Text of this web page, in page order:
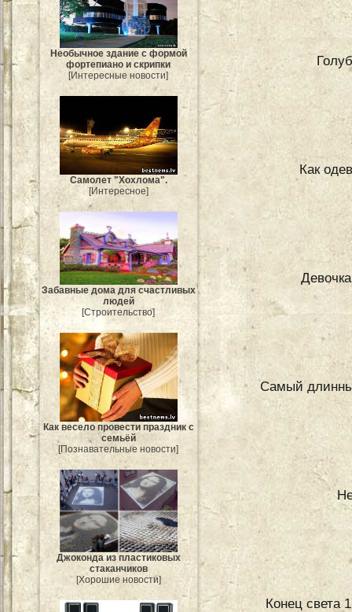
Необычное здание с формой
фортепиано и скрипки
[Интересные новости]
Самолет "Хохлома".
[Интересное]
Забавные дома для счастливых
людей
[Строительство]
Как весело провести праздник с
семьёй
[Познавательные новости]
Джоконда из пластиковых
стаканчиков
[Хорошие новости]
Как
Самый
Конец света